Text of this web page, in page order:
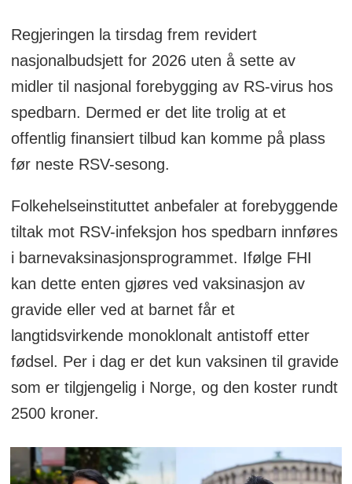
Regjeringen la tirsdag frem revidert
nasjonalbudsjett for 2026 uten å sette av
midler til nasjonal forebygging av RS-virus hos
spedbarn. Dermed er det lite trolig at et
offentlig finansiert tilbud kan komme på plass
før neste RSV-sesong.
Folkehelseinstituttet anbefaler at forebyggende
tiltak mot RSV-infeksjon hos spedbarn innføres
i barnevaksinasjonsprogrammet. Ifølge FHI
kan dette enten gjøres ved vaksinasjon av
gravide eller ved at barnet får et
langtidsvirkende monoklonalt antistoff etter
fødsel. Per i dag er det kun vaksinen til gravide
som er tilgjengelig i Norge, og den koster rundt
2500 kroner.